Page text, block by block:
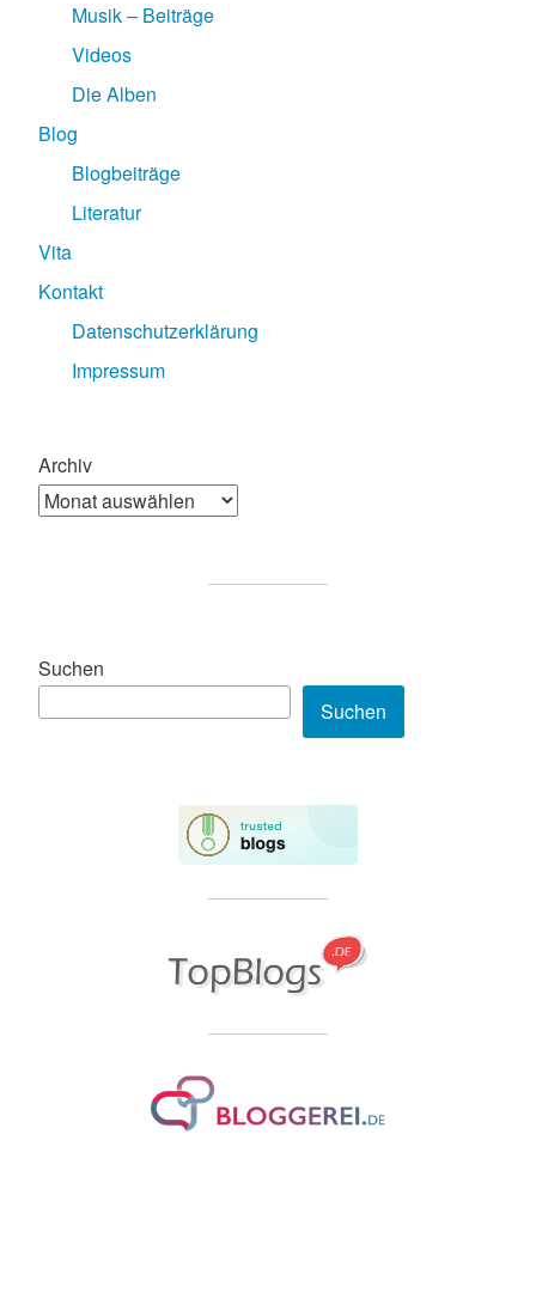
Musik – Beiträge
Videos
Die Alben
Blog
Blogbeiträge
Literatur
Vita
Kontakt
Datenschutzerklärung
Impressum
Archiv
Suchen
Suchen